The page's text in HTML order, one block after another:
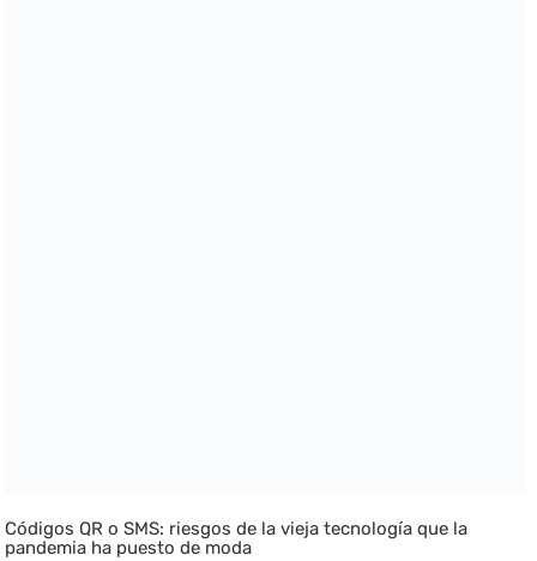
Códigos QR o SMS: riesgos de la vieja tecnología que la
pandemia ha puesto de moda